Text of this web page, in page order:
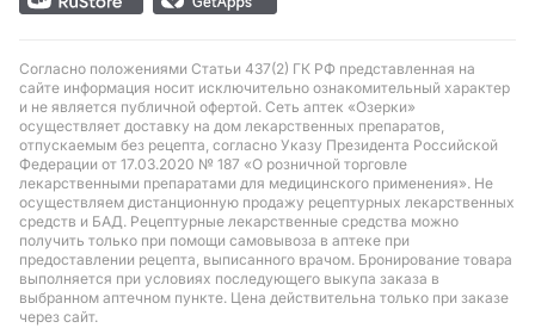
Согласно положениями Статьи 437(2) ГК РФ представленная на
сайте информация носит исключительно ознакомительный характер
и не является публичной офертой. Сеть аптек «Озерки»
осуществляет доставку на дом лекарственных препаратов,
отпускаемым без рецепта, согласно Указу Президента Российской
Федерации от 17.03.2020 № 187 «О розничной торговле
лекарственными препаратами для медицинского применения». Не
осуществляем дистанционную продажу рецептурных лекарственных
средств и БАД. Рецептурные лекарственные средства можно
получить только при помощи самовывоза в аптеке при
предоставлении рецепта, выписанного врачом. Бронирование товара
выполняется при условиях последующего выкупа заказа в
выбранном аптечном пункте. Цена действительна только при заказе
через сайт.